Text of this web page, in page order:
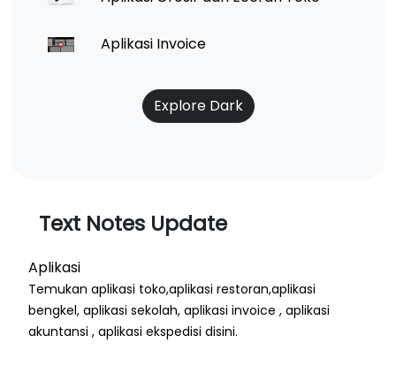
Aplikasi Invoice
Explore Dark
Text Notes Update
Aplikasi
Temukan aplikasi toko,aplikasi restoran,aplikasi
bengkel, aplikasi sekolah, aplikasi invoice , aplikasi
akuntansi , aplikasi ekspedisi disini.